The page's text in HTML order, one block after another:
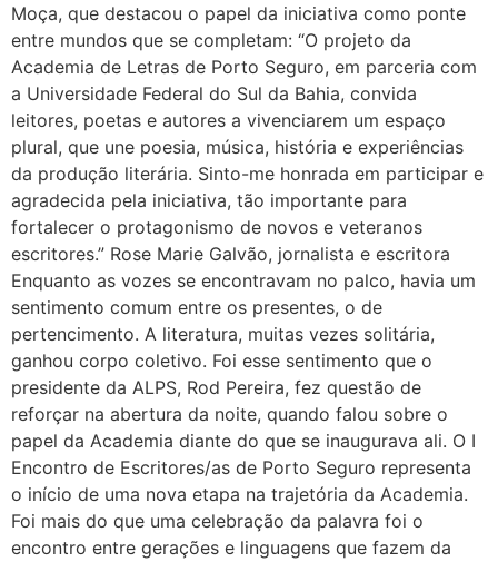
Moça, que destacou o papel da iniciativa como ponte
entre mundos que se completam: “O projeto da
Academia de Letras de Porto Seguro, em parceria com
a Universidade Federal do Sul da Bahia, convida
leitores, poetas e autores a vivenciarem um espaço
plural, que une poesia, música, história e experiências
da produção literária. Sinto-me honrada em participar e
agradecida pela iniciativa, tão importante para
fortalecer o protagonismo de novos e veteranos
escritores.” Rose Marie Galvão, jornalista e escritora
Enquanto as vozes se encontravam no palco, havia um
sentimento comum entre os presentes, o de
pertencimento. A literatura, muitas vezes solitária,
ganhou corpo coletivo. Foi esse sentimento que o
presidente da ALPS, Rod Pereira, fez questão de
reforçar na abertura da noite, quando falou sobre o
papel da Academia diante do que se inaugurava ali. O I
Encontro de Escritores/as de Porto Seguro representa
o início de uma nova etapa na trajetória da Academia.
Foi mais do que uma celebração da palavra foi o
encontro entre gerações e linguagens que fazem da